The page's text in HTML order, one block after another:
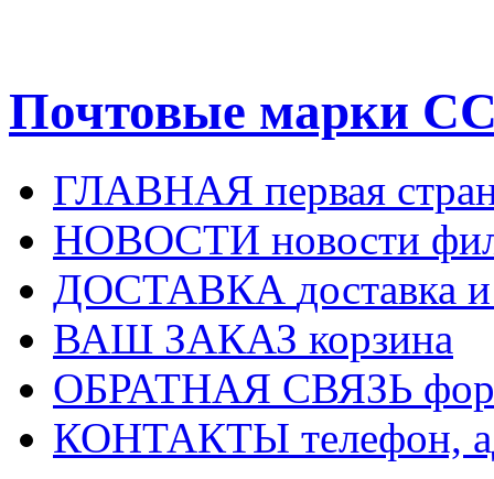
Почтовые марки
ГЛАВНАЯ первая
НОВОСТИ новости
ДОСТАВКА доставка
ВАШ ЗАКАЗ корзина
ОБРАТНАЯ СВЯЗЬ
КОНТАКТЫ телефон,